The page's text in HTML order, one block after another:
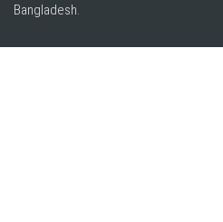
Bangladesh.